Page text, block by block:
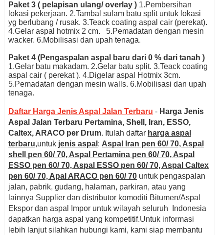
Paket 3 ( pelapisan ulang/ overlay ) 1.Pembersihan
lokasi pekerjaan. 2.Tambal sulam batu split untuk lokasi
yg berlubang / rusak. 3.Teack coating aspal cair (perekat).
4.Gelar aspal hotmix 2 cm.
5.Pemadatan dengan mesin
wacker. 6.Mobilisasi dan upah tenaga.
Paket 4 (Pengaspalan aspal baru dari 0 % dari tanah )
1.Gelar batu makadam. 2.Gelar batu split. 3.Teack coating
aspal cair ( perekat ). 4.Digelar aspal Hotmix 3cm.
5.Pemadatan dengan mesin walls. 6.Mobilisasi dan upah
tenaga.
Daftar Harga Jenis Aspal Jalan Terbaru - Harga Jenis
Aspal Jalan Terbaru Pertamina, Shell, Iran, ESSO,
Caltex, ARACO per Drum. Itulah daftar harga aspal
terbaru,untuk jenis aspal : Aspal Iran pen 60/ 70, Aspal
shell pen 60/ 70, Aspal Pertamina pen 60/ 70, Aspal
ESSO pen 60/ 70, Aspal ESSO pen 60/ 70, Aspal Caltex
pen 60/ 70, Apal ARACO pen 60/ 70 untuk pengaspalan
jalan, pabrik, gudang, halaman, parkiran, atau yang
lainnya Supplier dan distributor komoditi Bitumen/Aspal
Ekspor dan aspal Impor untuk wilayah seluruh Indonesia
dapatkan harga aspal yang kompetitif.Untuk informasi
lebih lanjut silahkan hubungi kami, kami siap membantu